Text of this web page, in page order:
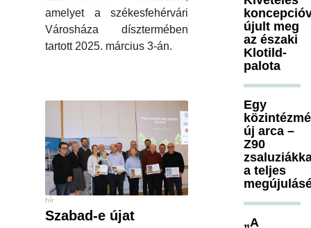
amelyet a székesfehérvári
Városháza dísztermében
tartott 2025. március 3-án.
hír
Szabad-e újat
újult meg
az északi
Klotild-
palota
Egy
új arca –
Z90
a teljes
„A